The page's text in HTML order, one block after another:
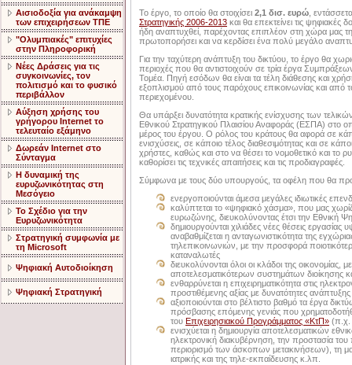
Αισιοδοξία για ανάκαμψη
των επιχειρήσεων ΤΠΕ
"Ολυμπιακές" επιτυχίες
στην Πληροφορική
Nέες Δράσεις για τις
συγκοινωνίες, τον
πολιτισμό και το φυσικό
περιβάλλον
Αύξηση χρήσης του
γρήγορου Internet το
τελευταίο εξάμηνο
Δωρεάν Internet στο
Σύνταγμα
Η δυναμική της
ευρυζωνικότητας στη
Μεσόγειο
Το Σχέδιο για την
Ευρυζωνικότητα
Στρατηγική συμφωνία με
τη Microsoft
Ψηφιακή Αυτοδιοίκηση
Ψηφιακή Στρατηγική
Το έργο, το οποίο θα στοιχίσει 2,1 δισ. ευρώ ,
Στρατηγικής 2006-2013 και θα επεκτείνει τις ψηφιακές
ήδη αναπτυχθεί, παρέχοντας επιπλέον στη χώρα μας
πρωτοπορήσει και να κερδίσει ένα πολύ μεγάλο
Για την ταχύτερη ανάπτυξη του δικτύου, το έργο θα
περιοχές που θα αντιστοιχούν σε τρία έργα
Τομέα. Πηγή εσόδων θα είναι τα τέλη διάθεσης και
εξοπλισμού από τους παρόχους επικοινωνίας και από
περιεχομένου.
Θα υπάρξει δυνατότητα κρατικής ενίσχυσης των
Εθνικού Στρατηγικού Πλαισίου Αναφοράς (ΕΣΠΑ) στο
μέρος του έργου. Ο ρόλος του κράτους θα αφορά σε
ενισχύσεις, σε κάποιο τέλος διαθεσιμότητας και σε
χρήστες, καθώς και στο να θέσει το νομοθετικό και το
καθορίσει τις τεχνικές απαιτήσεις και τις προδιαγραφές.
Σύμφωνα με τους δύο υπουργούς, τα οφέλη που θα
ενεργοποιούνται άμεσα μεγάλες ιδιωτικές
καλύπτεται το «ψηφιακό χάσμα», που μας
ευρωζώνης, διευκολύνοντας έτσι την Εθνική
δημιουργούνται χιλιάδες νέες θέσεις εργασίας
αναβαθμίζεται η ανταγωνιστικότητα της
τηλεπικοινωνιών, με την προσφορά
καταναλωτές
διευκολύνονται όλοι οι κλάδοι της οικονομίας,
αποτελεσματικότερων συστημάτων διοίκησης
ενθαρρύνεται η επιχειρηματικότητα στις
προστιθέμενης αξίας με δυνατότητες
αξιοποιούνται στο βέλτιστο βαθμό τα έργα
πρόσβασης επόμενης γενιάς που
του Επιχειρησιακού Προγράμματος «ΚτΠ» (π.χ.
ενισχύεται η δημιουργία αποτελεσματικών
ηλεκτρονική διακυβέρνηση, την προστασία
περιορισμό των άσκοπων μετακινήσεων), τη
ιατρικής και της τηλε-εκπαίδευσης κ.λπ.